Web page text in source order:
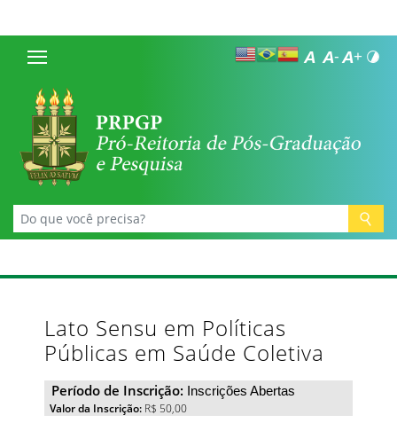
Lato Sensu em Políticas
Públicas em Saúde Coletiva
Período de Inscrição: Inscrições Abertas
Valor da Inscrição: R$ 50,00